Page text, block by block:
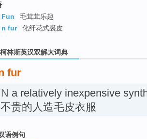
Fun
毛茸茸乐趣
fur
化纤花式裘皮
柯林斯英汉双解大词典
fur
N a relatively inexpensive
不贵的人造毛皮衣服
语例句